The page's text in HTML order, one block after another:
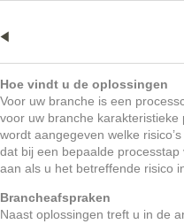
Hoe vindt u de oplossingen
Voor uw branche is een
voor uw branche
wordt aangegeven welke
dat bij een bepaalde
aan als u het betreffende risico
Brancheafspraken
Naast oplossingen treft u in de